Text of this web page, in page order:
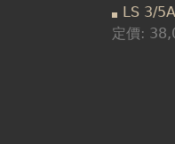
LS 3/5A
定價: